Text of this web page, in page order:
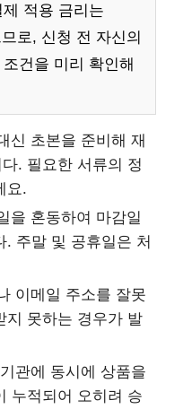
적용 금리는
로, 신청 전 자신의
건을 미리 확인해
신 초본을 준비해 재
. 필요한 서류의 정
요.
을 혼동하여 마감일
. 주말 및 공휴일은 처
이메일 주소를 잘못
지 못하는 경우가 발
관에 동시에 상품을
누적되어 오히려 승